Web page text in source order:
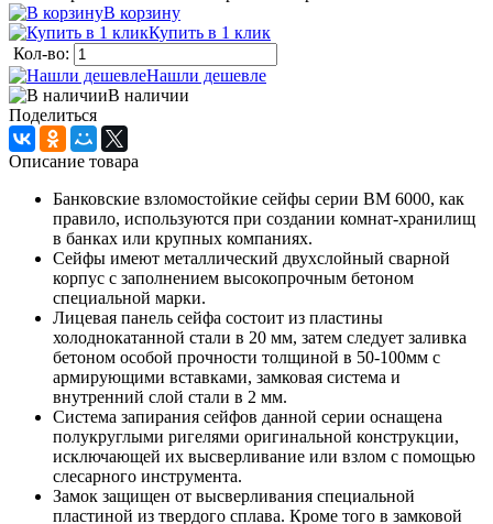
В корзину
Купить в 1 клик
Кол-во:
Нашли дешевле
В наличии
Поделиться
Описание товара
Банковские взломостойкие сейфы серии ВМ 6000, как
правило, используются при создании комнат-хранилищ
в банках или крупных компаниях.
Сейфы имеют металлический двухслойный сварной
корпус с заполнением высокопрочным бетоном
специальной марки.
Лицевая панель сейфа состоит из пластины
холоднокатанной стали в 20 мм, затем следует заливка
бетоном особой прочности толщиной в 50-100мм с
армирующими вставками, замковая система и
внутренний слой стали в 2 мм.
Система запирания сейфов данной серии оснащена
полукруглыми ригелями оригинальной конструкции,
исключающей их высверливание или взлом с помощью
слесарного инструмента.
Замок защищен от высверливания специальной
пластиной из твердого сплава. Кроме того в замковой